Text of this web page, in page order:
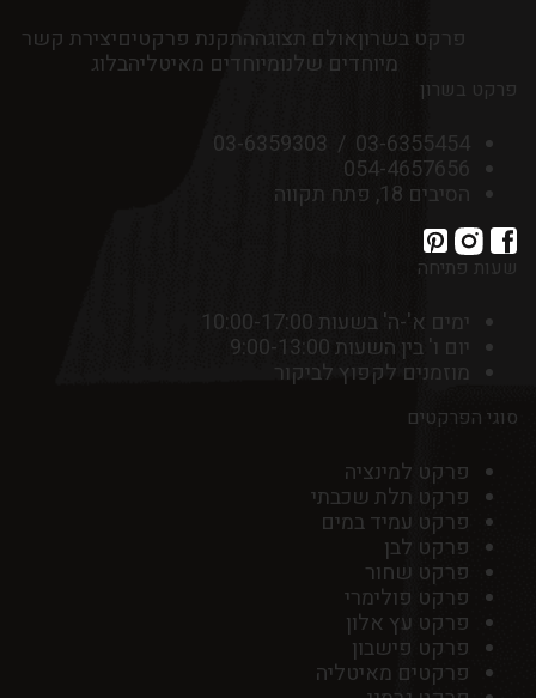
פרקט בשרוןאולם תצוגההתקנת פרקטיםיצירת קשר
מיוחדים שלנומיוחדים מאיטליהבלוג
פרקט בשרון
03-6355454
/
03-6359303
054-4657656
הסיבים 18, פתח תקווה
שעות פתיחה
ימים א'-ה' בשעות 10:00-17:00
יום ו' בין השעות 9:00-13:00
מוזמנים לקפוץ לביקור
סוגי הפרקטים
פרקט למינציה
פרקט תלת שכבתי
פרקט עמיד במים
פרקט לבן
פרקט שחור
פרקט פולימרי
פרקט עץ אלון
פרקט פישבון
פרקטים מאיטליה